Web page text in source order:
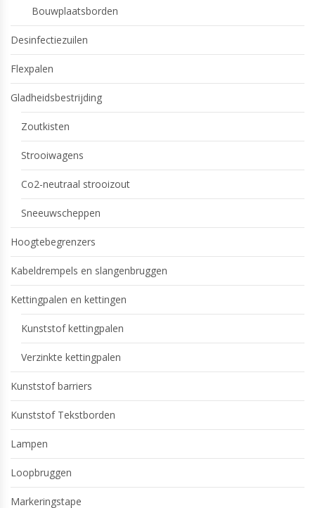
Bouwplaatsborden
Desinfectiezuilen
Flexpalen
Gladheidsbestrijding
Zoutkisten
Strooiwagens
Co2-neutraal strooizout
Sneeuwscheppen
Hoogtebegrenzers
Kabeldrempels en slangenbruggen
Kettingpalen en kettingen
Kunststof kettingpalen
Verzinkte kettingpalen
Kunststof barriers
Kunststof Tekstborden
Lampen
Loopbruggen
Markeringstape